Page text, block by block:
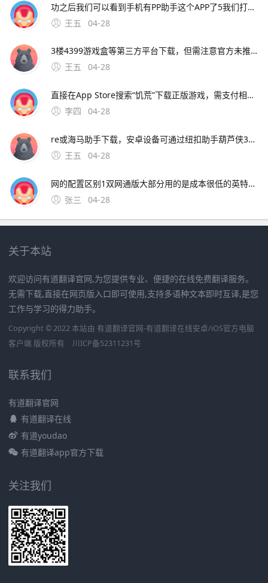
功之后我们可以看到手机有PP助手这个APP了5我们打开PP助手在顶端搜索栏上面搜索饥荒 6 然后我们就可以看到点击我们想要安装的应用软件，会弹出以下提示，确认安装就好7最后我们就等待下载安装完成就可以进去游戏了推荐几种用iphone下载游戏的方法1下载i。3、替代方案可尝试通
王五
04-28
3楼4399游戏盒等第三方平台下载，但需注意官方未推出安卓正版应用，部分渠道可能存在破解版或风险 以下是具体下载方式及注意事项一苹果设备iOS系统下载方法官方渠道App Store 直接打开苹果应用商店App Sto；手机版饥
王五
04-28
直接在App Store搜索“饥荒”下载正版游戏，需支付相应费用海马助手若希望免费获取，可通过海马助手等第三方平台下载，但需注意此类渠道可能存在版本兼容性或安全风险安卓系统下载方式 非官方渠道4399游戏盒提供饥荒手机版下载，但需确认是否为官方版本，部分用户；饥荒
李四
04-28
re或海马助手下载，安卓设备可通过纽扣助手葫芦侠3楼4399游戏盒等第三方平台下载，但需注意官方未推出安卓正版应用，部分渠道可能存在破解版或风险 以下是具体下载方式及注意事项一苹果设备iOS系统下载方法官方渠道
王五
04-28
网的配置区别1双网通版大部分用的是成本很低的英特尔XMM7360的基带，而三网公开版则都是高通MDM9645M的基带，据一些机构测试发现高通版本的iPhone 7的在信号弱的情况下表现要比Intel版本的好很多2。11、14 各地区典型情况分析如下 美版中，Sprint版无锁，V版为
张三
04-28
关于本站
欢迎访问有道翻译官网,为您提供专业、便捷的在线免费翻译服务。
无需下载,直接在网页版入口即可使用,支持多语种文本即时互译,是您
工作与学习的得力助手。
Copyright © 2022 本站由 有道翻译官网-有道翻译在线安卓/iOS官方电脑
客户端 版权所有
川ICP备52311231号
联系我们
有道翻译官网
有道翻译在线
有道youdao
有道翻译app官方下载
关注我们